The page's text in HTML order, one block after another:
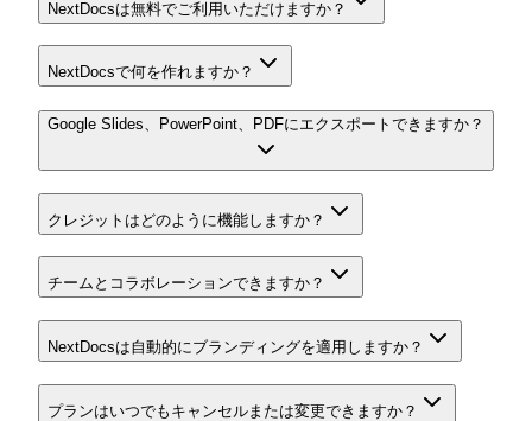
NextDocsは無料でご利用いただけますか？
NextDocsで何を作れますか？
Google Slides、PowerPoint、PDFにエクスポートできますか？
クレジットはどのように機能しますか？
チームとコラボレーションできますか？
NextDocsは自動的にブランディングを適用しますか？
プランはいつでもキャンセルまたは変更できますか？